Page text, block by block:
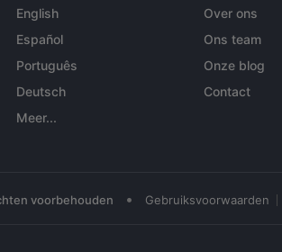
English
Español
Português
Deutsch
Meer...
Over ons
Ons team
Onze blog
Contact
voorbehouden • Gebruiksvoorwaarden